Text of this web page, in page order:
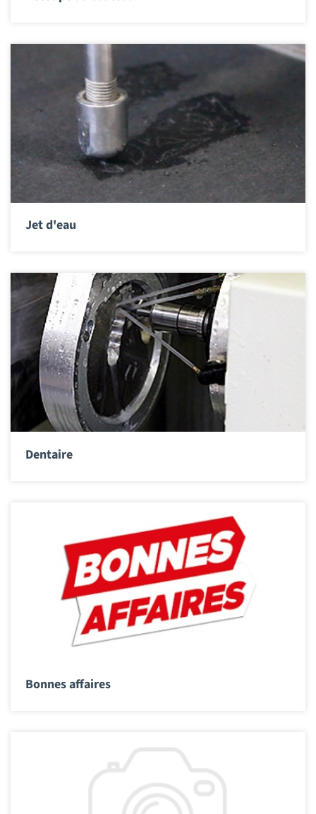
Jet d'eau
Dentaire
Bonnes affaires